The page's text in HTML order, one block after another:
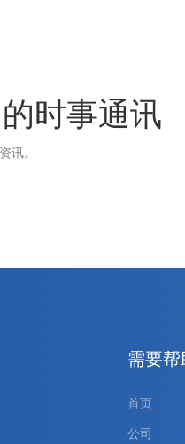
时事通讯
讯。
需要帮
首页
公司